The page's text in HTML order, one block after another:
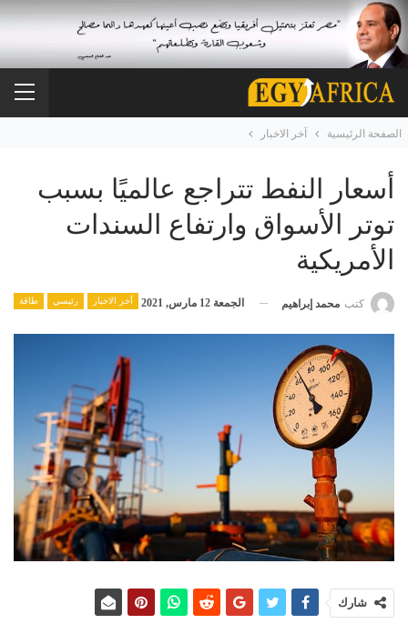
الصفحة الرئيسية آخر الاخبار
أسعار النفط تتراجع عالميًا بسبب
توتر الأسواق وارتفاع السندات
الأمريكية
آخر الاخبار رئيسي طاقة كتب محمد إبراهيم الجمعة 12 مارس, 2021
شارك